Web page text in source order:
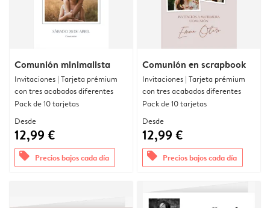
Comunión minimalista
Invitaciones | Tarjeta prémium
con tres acabados diferentes
Pack de 10 tarjetas
Desde
12,99 €
offers Precios bajos cada día
Comunión en scrapbook
Invitaciones | Tarjeta prémium
con tres acabados diferentes
Pack de 10 tarjetas
Desde
12,99 €
offers Precios bajos cada día